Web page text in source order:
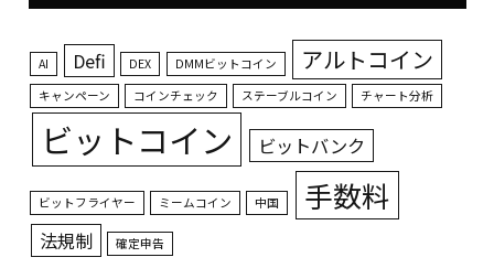
AI Defi DEX DMMビットコイン アルトコイン
キャンペーン コインチェック ステーブルコイン チャート分析
ビットコイン ビットバンク
ビットフライヤー ミームコイン 中国 手数料
法規制 確定申告